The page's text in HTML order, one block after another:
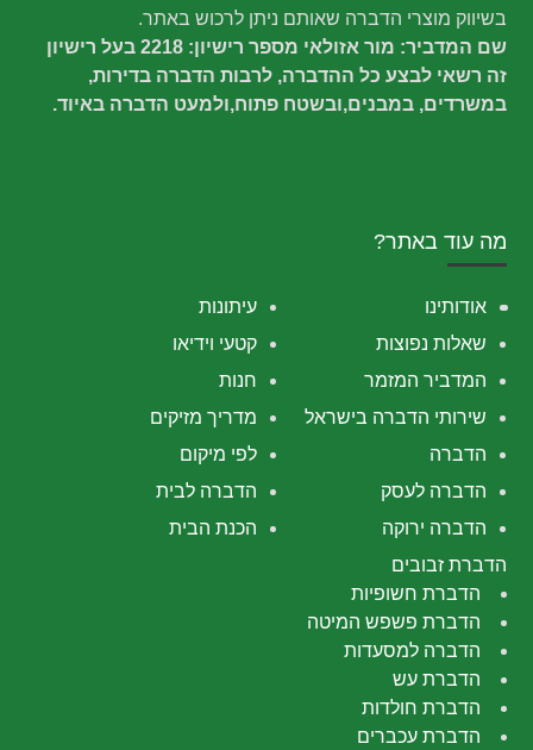
בשיווק מוצרי הדברה שאותם ניתן לרכוש באתר.
שם המדביר: מור אזולאי מספר רישיון: 2218 בעל רישיון
זה רשאי לבצע כל ההדברה, לרבות הדברה בדירות,
במשרדים, במבנים,ובשטח פתוח,ולמעט הדברה באיוד.
מה עוד באתר?
עיתונות
אודותינו
קטעי וידיאו
שאלות נפוצות
חנות
המדביר המזמר
מדריך מזיקים
שירותי הדברה בישראל
לפי מיקום
הדברה
הדברה לבית
הדברה לעסק
הכנת הבית
הדברה ירוקה
הדברת זבובים
הדברת חשופיות
הדברת פשפש המיטה
הדברה למסעדות
הדברת עש
הדברת חולדות
הדברת עכברים